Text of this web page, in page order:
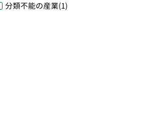
分類不能の産業(1)